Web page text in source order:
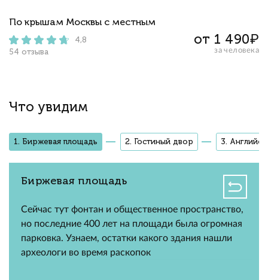
По крышам Москвы с местным
4,8
54 отзыва
от 1 490₽
за человека
Что увидим
1. Биржевая площадь 2. Гостиный двор 3.
Биржевая площадь
Сейчас тут фонтан и общественное пространство,
но последние 400 лет на площади была огромная
парковка. Узнаем, остатки какого здания нашли
археологи во время раскопок